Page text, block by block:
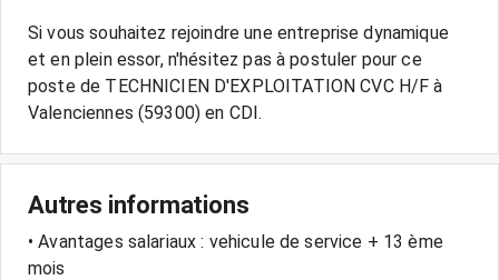
Si vous souhaitez rejoindre une entreprise dynamique
et en plein essor, n'hésitez pas à postuler pour ce
poste de TECHNICIEN D'EXPLOITATION CVC H/F à
Autres informations
• Avantages salariaux : vehicule de service + 13 ème
mois